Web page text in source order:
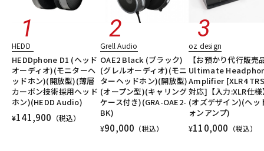
HEDD
HEDDphone D1 (ヘッド
オーディオ)(モニターヘ
ッドホン)(開放型)(薄層
カーボン技術採用ヘッド
ホン)(HEDD Audio)
¥141,900 （税込）
Grell Audio
OAE2 Black (ブラック)
(グレルオーディオ)(モニ
ターヘッドホン)(開放型)
(オープン型)(キャリング
ケース付き)(GRA-OAE2-
BK)
¥90,000 （税込）
oz design
【お預かり代行販売
Ultimate
Amplifier [XLR4
対応]【入力:XLR仕
(オズデザイン)(ヘッ
ォンアンプ)
¥110,000 （税込）